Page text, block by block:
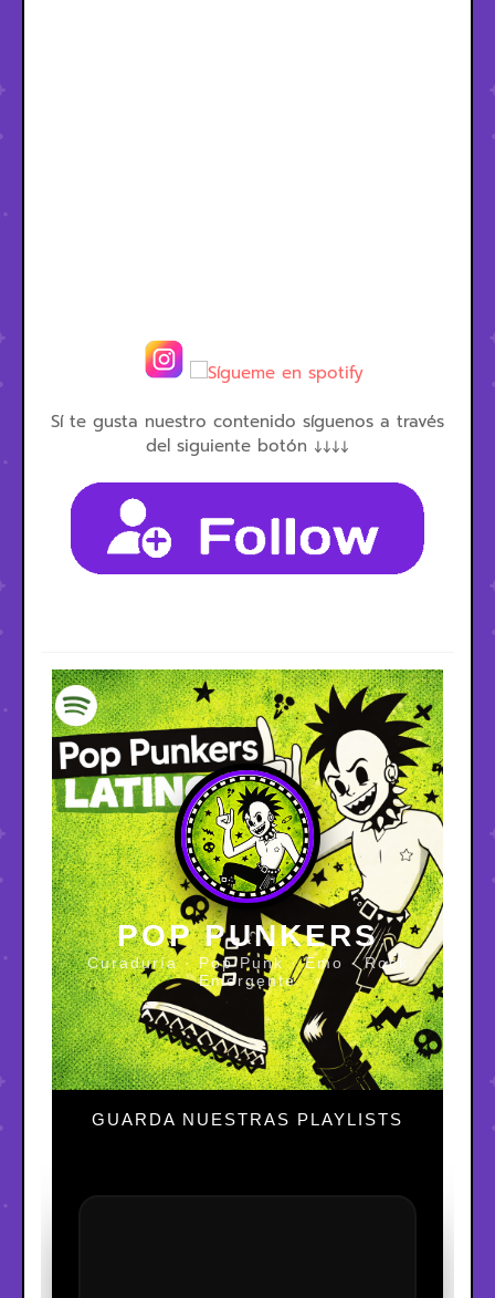
Sí te gusta nuestro contenido síguenos a través
del siguiente botón ↓↓↓↓
POP PUNKERS
Curaduría · Pop Punk · Emo · Rock
Emergente
GUARDA NUESTRAS PLAYLISTS